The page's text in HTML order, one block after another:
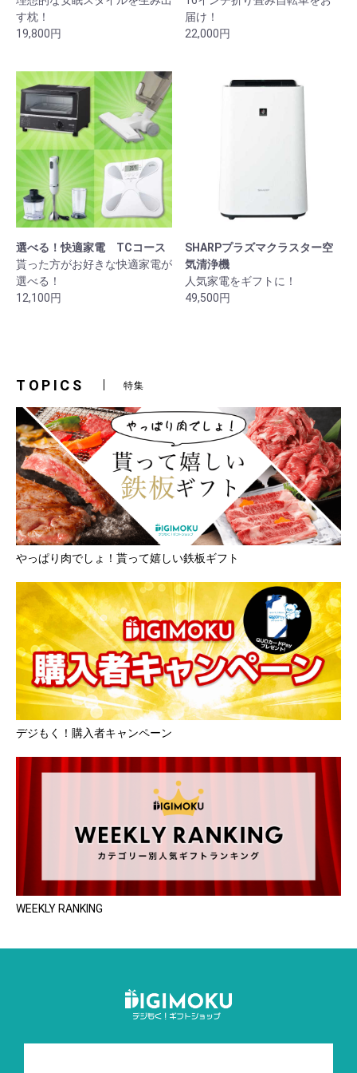
す枕！
19,800円
届け！
22,000円
選べる！快適家電 TCコース
貰った方がお好きな快適家電が
選べる！
12,100円
SHARPプラズマクラスター空
気清浄機
人気家電をギフトに！
49,500円
TOPICS 特集
やっぱり肉でしょ！貰って嬉しい鉄板ギフト
デジもく！購入者キャンペーン
WEEKLY RANKING